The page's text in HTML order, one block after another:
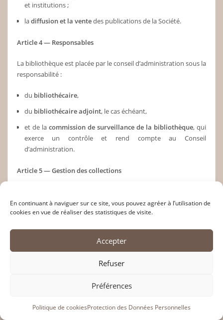
En continuant à naviguer sur ce site, vous pouvez agréer à l’utilisation de
cookies en vue de réaliser des statistiques de visite.
Accepter
Refuser
Préférences
Politique de cookiesProtection des Données Personnelles
et institutions ;
ladiffusion et la ventedes publications de la Société.
Article 4 — Responsables
La bibliothèque est placée par le conseil d’administration sous la
responsabilité :
du bibliothécaire,
du bibliothécaire adjoint, le cas échéant,
et de la commission de surveillance de la bibliothèque, qui
exerce un contrôle et rend compte au Conseil
d’administration.
Article 5 — Gestion des collections
l’objet :
d’unclassement et d’un catalogagepermettant leur
identification et leur localisation. Chaque document est
, permettant son repérage précis dans les